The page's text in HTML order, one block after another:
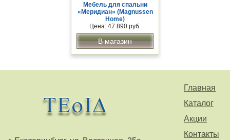
Мебель для спальни
«Меридиан» (Magnussen
Home)
Цена: 47 890 руб.
В магазин
Главная
Каталог
Акции
Контакты